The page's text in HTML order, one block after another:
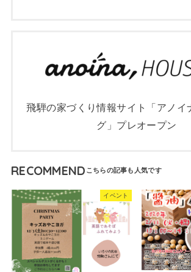
飛騨の家づくり情報サイト「アノイ
グ」プレオープン
RECOMMEND
イベント